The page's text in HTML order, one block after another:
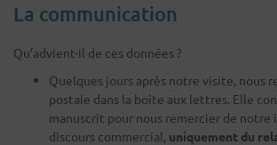
La communication
Qu’advient-il de ces données ?
Quelques jours après notre visite, nous
postale dans la boîte aux lettres. Elle
manuscrit pour nous remercier de notre
discours commercial, uniquement du